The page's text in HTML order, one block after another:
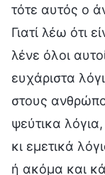
τότε αυτός ο
Γιατί λέω ότι
λένε όλοι
ευχάριστα
στους
ψεύτικα
κι εμετικά
ή ακόμα και